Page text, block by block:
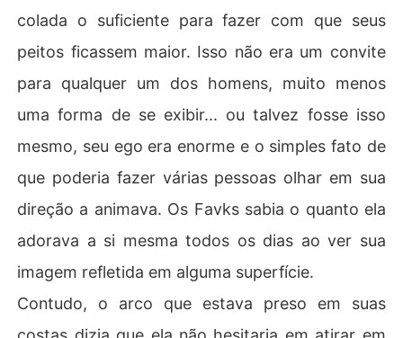
colada o suficiente para fazer com que seus
peitos ficassem maior. Isso não era um convite
para qualquer um dos homens, muito menos
uma forma de se exibir... ou talvez fosse isso
mesmo, seu ego era enorme e o simples fato de
que poderia fazer várias pessoas olhar em sua
direção a animava. Os Favks sabia o quanto ela
adorava a si mesma todos os dias ao ver sua
imagem refletida em alguma superfície.
Contudo, o arco que estava preso em suas